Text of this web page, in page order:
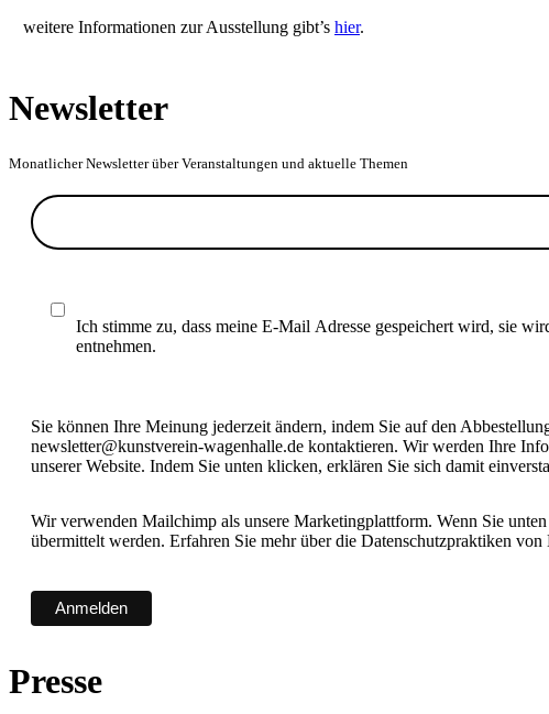
weitere Informationen zur Ausstellung gibt’s hier.
Newsletter
Monatlicher Newsletter über Veranstaltungen und aktuelle Themen
Ich stimme zu, dass meine E-Mail Adresse gespeichert wird, sie
entnehmen.
Sie können Ihre Meinung jederzeit ändern, indem Sie auf den
newsletter@kunstverein-wagenhalle.de kontaktieren. Wir werden Ihre
unserer Website. Indem Sie unten klicken, erklären Sie sich damit
Wir verwenden Mailchimp als unsere Marketingplattform. Wenn Sie
übermittelt werden. Erfahren Sie mehr über die Datenschutzpraktiken
Presse